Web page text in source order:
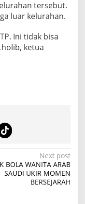
tersebut.
luar kelurahan.
Ini tidak bisa
ketua
Next post
BOLA WANITA ARAB
SAUDI UKIR MOMEN
BERSEJARAH